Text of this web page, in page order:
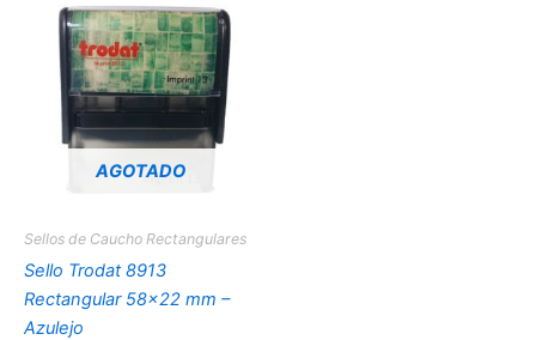
AGOTADO
Sellos de Caucho Rectangulares
Sello Trodat 8913
Rectangular 58×22 mm –
Azulejo
de
precios:
desde
17,51€
hasta
18,57€
producto
tiene
múltiples
variantes.
Las
opciones
en